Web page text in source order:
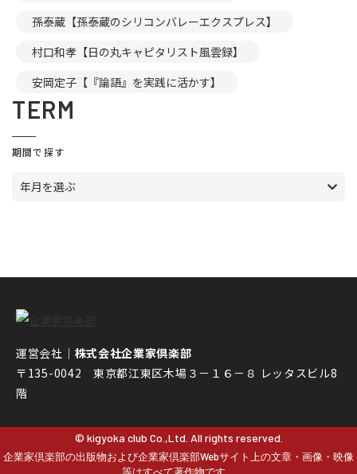
孫泰蔵【孫泰蔵のシリコンバレーエクスプレス】
村口和孝【日の丸キャピタリスト風雲録】
安岡定子【『論語』を実践に活かす】
TERM
期間で探す
年月を選ぶ
運営会社｜ 株式会社企業家倶楽部
〒135-0042 東京都江東区木場３－１６－８ レッタスビル8
階
© kigyoka club Co.,Ltd. All rights reserved.
企業家倶楽部の出版物および企業家倶楽部Webサイト上の文章・画像・映像